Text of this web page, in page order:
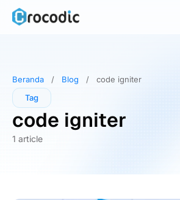
Skip
Beranda / Blog /
code igniter
Tag
code igniter
1 article